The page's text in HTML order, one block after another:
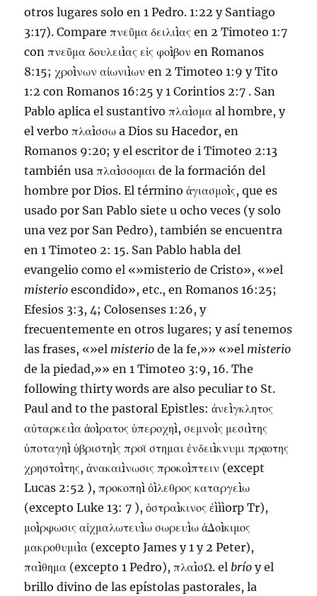
otros lugares solo en1 Pedro. 1:22 y Santiago
3:17). Compare πνεῦμα δειλιìας en 2 Timoteo 1:7
con πνεῦμα δουλειìας εἰς φοìβον enRomanos
8:15; χροìνων αἰωνιìων en 2 Timoteo 1:9 yTito
1:2 conRomanos 16:25 y1 Corintios 2:7 . San
Pablo aplica el sustantivo πλαìσμα al hombre, y
el verbo πλαìσσω a Dios su Hacedor, en
Romanos 9:20; y el escritor dei Timoteo 2:13
también usa πλαìσσομαι de la formación del
hombre por Dios. El término ἁγιασμοìς, que es
usado por San Pablo siete u ocho veces (y solo
una vez por San Pedro), también se encuentra
en1 Timoteo 2: 15. San Pablo habla del
evangelio como el «»misterio de Cristo», «»el
misterio escondido», etc., enRomanos 16:25;
Efesios 3:3, 4;Colosenses 1:26, y
frecuentemente en otros lugares; y así tenemos
las frases, «»el misteriode la fe,»» «»el misterio
de la piedad,»» en1 Timoteo 3:9,16. The
following thirty words are also peculiar to St.
Paul and to the pastoral Epistles: ἀνεìγκλητος
αὐταρκειìα ἀοìρατος ὑπεροχηì, σεμνοìς μεσιìτης
ὑποταγηì ὑβριστηìς προϊ στημαι ἐνδειìκνυμι πρᾳοτης
χρηστοìτης, ἀνακαιìνωσις προκοìπτειν (except
Lucas 2:52 ), προκοπηì ὀìλεθρος καταργεìω
(exceptoLuke 13: 7 ), ὀστραìκινος ἐìììorp Tr),
μοìρφωσις αἰχμαλωτευìω σωρευìω ἀΔοìκιμος
μακροθυμιìα (excepto James y 1 y 2 Peter),
παìθημα (excepto 1 Pedro), πλαìσΩ. el brío y el
brillo divino de las epístolas pastorales, la